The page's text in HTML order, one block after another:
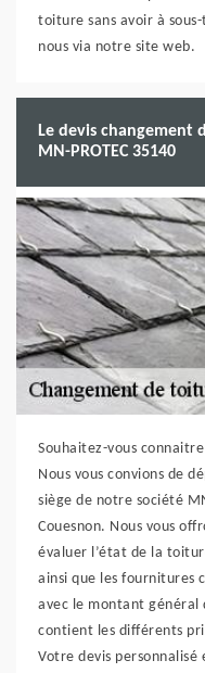
toiture sans avoir à
nous via notre site web.
Le devis
MN-PROTEC 35140
Souhaitez-vous
Nous vous convions de
siège de notre société
Couesnon. Nous vous
évaluer l’état de la
ainsi que les fournitures
avec le montant général
contient les différents
Votre devis